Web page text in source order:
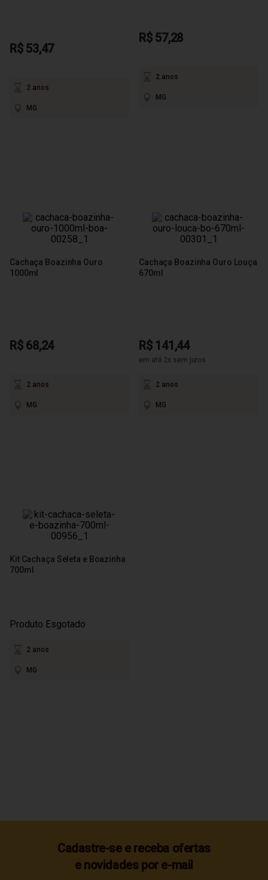
R$ 53,47
2 anos
MG
R$ 57,28
2 anos
MG
Cachaça Boazinha Ouro
1000ml
R$ 68,24
2 anos
MG
Cachaça Boazinha Ouro Louça
670ml
R$ 141,44
em até 2x sem juros
2 anos
MG
Kit Cachaça Seleta e Boazinha
700ml
Produto Esgotado
2 anos
MG
Cadastre-se e receba ofertas
e novidades por e-mail